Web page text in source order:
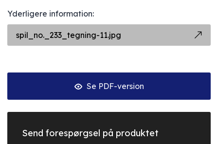
Yderligere information:
spil_no._233_tegning-11.jpg
Se PDF-version
Send forespørgsel på produktet